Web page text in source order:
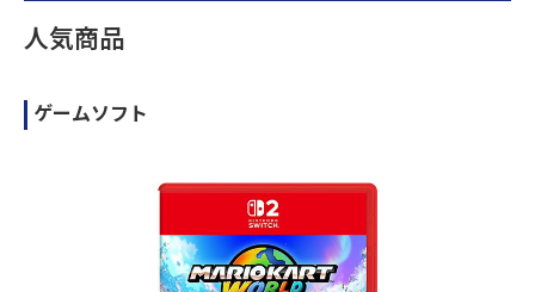
人気商品
ゲームソフト